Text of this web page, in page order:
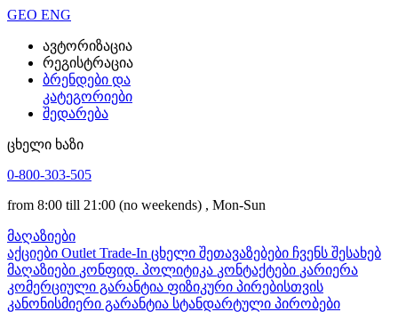
GEO ENG
ავტორიზაცია
რეგისტრაცია
ბრენდები და
კატეგორიები
შედარება
ცხელი ხაზი
0-800-303-505
from 8:00 till 21:00 (no weekends) , Mon-Sun
მაღაზიები
აქციები Outlet Trade-In ცხელი შეთავაზებები ჩვენს შესახებ
მაღაზიები კონფიდ. პოლიტიკა კონტაქტები კარიერა
კომერციული გარანტია ფიზიკური პირებისთვის
კანონისმიერი გარანტია სტანდარტული პირობები